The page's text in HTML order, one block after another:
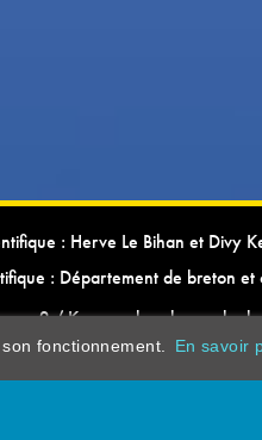
: Herve Le Bihan et Divy
: Département de breton et
2 / Kevrenn brezhoneg ha
fonctionnement. En savoir